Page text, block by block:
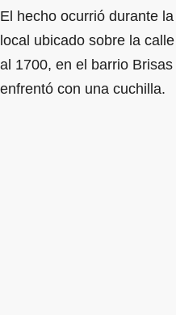
El hecho ocurrió durante
local ubicado sobre la
al 1700, en el barrio
enfrentó con una cuchilla.